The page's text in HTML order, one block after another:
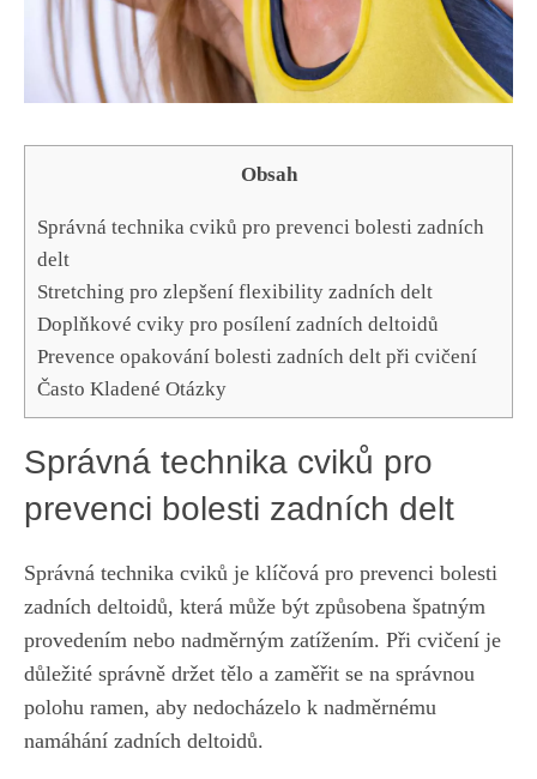
Obsah
Správná technika cviků pro prevenci bolesti zadních
delt
Stretching pro zlepšení flexibility zadních delt
Doplňkové cviky pro posílení zadních deltoidů
Prevence opakování bolesti zadních delt při cvičení
Často Kladené Otázky
Správná technika cviků pro
prevenci bolesti zadních delt
Správná technika cviků je klíčová pro prevenci bolesti
zadních deltoidů, která může být způsobena špatným
provedením nebo nadměrným zatížením. Při cvičení je
důležité správně držet tělo a zaměřit se na správnou
polohu ramen, aby nedocházelo k nadměrnému
namáhání zadních deltoidů.